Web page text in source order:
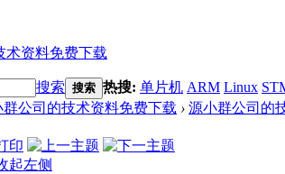
术资料免费下载
搜索 搜索 热搜: 单片机 ARM Linux
群公司的技术资料免费下载 › 源小群公司的